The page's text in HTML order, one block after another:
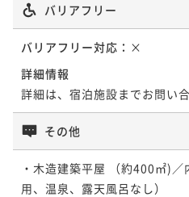
バリアフリー
バリアフリー対応： ×
詳細情報
詳細は、宿泊施設までお問い
その他
・木造建築平屋 （約400㎡)
用、温泉、露天風呂なし）